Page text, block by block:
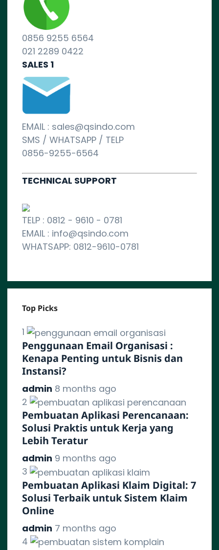
0856 9255 6564
021 2289 0422
SALES 1
EMAIL : sales@qsindo.com
SMS / WHATSAPP / TELP
0856-9255-6564
TECHNICAL SUPPORT
TELP : 0812 - 9610 - 0781
EMAIL : info@qsindo.com
WHATSAPP: 0812-9610-0781
Top Picks
1
Penggunaan Email Organisasi :
Kenapa Penting untuk Bisnis dan
Instansi?
admin 8 months ago
2
Pembuatan Aplikasi Perencanaan:
Solusi Praktis untuk Kerja yang
Lebih Teratur
admin 9 months ago
3
Pembuatan Aplikasi Klaim Digital: 7
Solusi Terbaik untuk Sistem Klaim
Online
admin 7 months ago
4